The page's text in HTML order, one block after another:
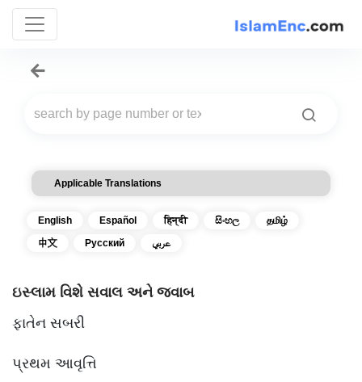
Applicable Translations
English Español हिन्दी සිංහල
தமிழ்
中文
Русский عربي
ઇસ્લામ વિશે સવાલ અને જવાબ
ફાતેન સબરી
પ્રથમ આવૃત્તિ